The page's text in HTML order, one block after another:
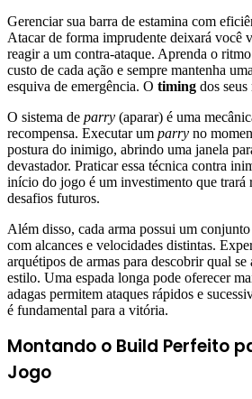
Gerenciar sua barra de estamina com
Atacar de forma imprudente deixará você
reagir a um contra-ataque. Aprenda o
custo de cada ação e sempre mantenha
esquiva de emergência. O timing dos
O sistema de parry (aparar) é uma
recompensa. Executar um parry no
postura do inimigo, abrindo uma janela
devastador. Praticar essa técnica contra
início do jogo é um investimento que trará
desafios futuros.
Além disso, cada arma possui um
com alcances e velocidades distintas.
arquétipos de armas para descobrir qual se
estilo. Uma espada longa pode oferecer
adagas permitem ataques rápidos e
é fundamental para a vitória.
Montando o Build Perfeito
Jogo